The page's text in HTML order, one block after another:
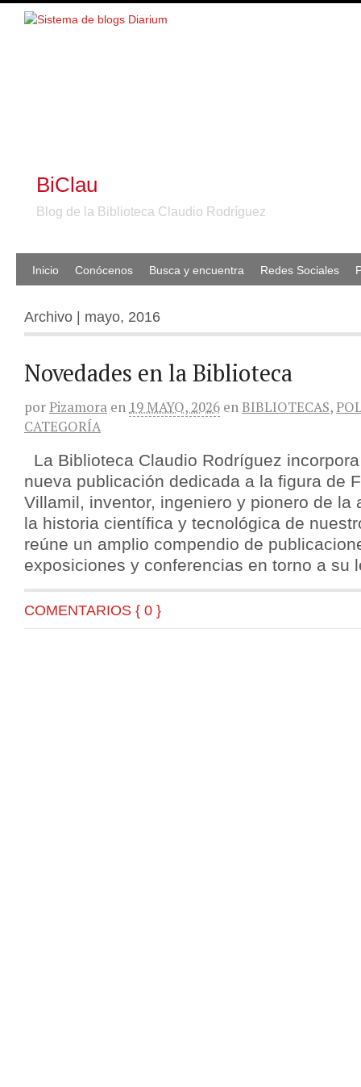
BiClau
Blog de la Biblioteca Claudio Rodríguez
Inicio Conócenos Busca y encuentra Redes Sociales
Archivo | mayo, 2016
Novedades en la Biblioteca
porPizamora en 19 MAYO, 2026 enBIBLIOTECAS,
CATEGORÍA
La Biblioteca Claudio Rodríguez
nueva publicación dedicada a la figura de
Villamil, inventor, ingeniero y pionero de la
la historia científica y tecnológica de
reúne un amplio compendio de
exposiciones y conferencias en torno a su
COMENTARIOS { 0 }